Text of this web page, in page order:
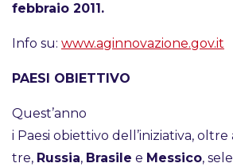
febbraio 2011.
Info su: www.aginnovazione.gov.it
PAESI OBIETTIVO
Quest’anno
i Paesi obiettivo dell’iniziativa, oltre
tre, Russia, Brasile e Messico,